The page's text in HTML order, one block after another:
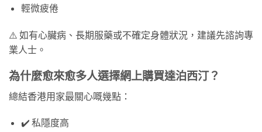
輕微疲倦
⚠️ 如有心臟病、長期服藥或不確定身體狀況，建議先諮詢專
業人士。
為什麼愈來愈多人選擇網上購買達泊西汀？
總結香港用家最關心嘅幾點：
✔️ 私隱度高